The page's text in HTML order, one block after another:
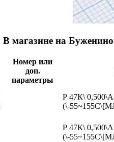
В магазине на
Номер или
доп.
параметры
Р 47К\
(\-
Р 47К\
(\-